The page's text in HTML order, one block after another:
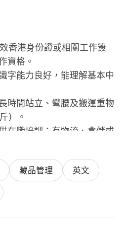
香港身份證或相關工作簽
資格。
字能力良好，能理解基本中
時間站立、彎腰及搬運重物
）。
在職培訓；有物流、倉儲或
考慮。
可靠，能配合輪班制度（包
周末上班）。
藏品管理
英文